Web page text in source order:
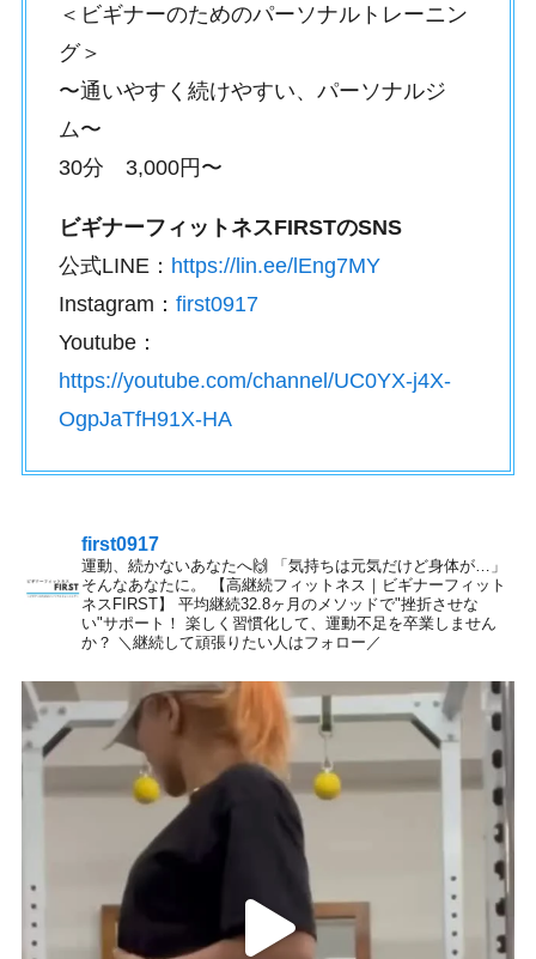
＜ビギナーのためのパーソナルトレーニン
グ＞
〜通いやすく続けやすい、パーソナルジ
ム〜
30分 3,000円〜
ビギナーフィットネスFIRSTのSNS
公式LINE： https://lin.ee/lEng7MY
Instagram： first0917
Youtube：
https://youtube.com/channel/UC0YX-j4X-
OgpJaTfH91X-HA
first0917
運動、続かないあなたへ🙌「気持ちは元気だけど身体が…」
そんなあなたに。
【高継続フィットネス｜ビギナーフィット
ネスFIRST】
平均継続32.8ヶ月のメソッドで"挫折させな
い"サポート！ 楽しく習慣化して、運動不足を卒業しません
か？ ＼継続して頑張りたい人はフォロー／